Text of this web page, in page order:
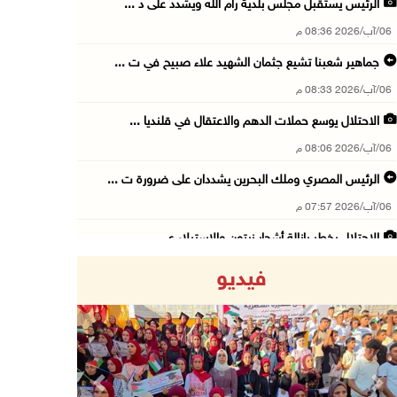
الرئيس يستقبل مجلس بلدية رام الله ويشدد على د ...
06/آب/2026 08:36 م
جماهير شعبنا تشيع جثمان الشهيد علاء صبيح في ت ...
06/آب/2026 08:33 م
الاحتلال يوسع حملات الدهم والاعتقال في قلنديا ...
06/آب/2026 08:06 م
الرئيس المصري وملك البحرين يشددان على ضرورة ت ...
06/آب/2026 07:57 م
الاحتلال يخطر بإزالة أشجار زيتون والاستيلاء ع ...
06/آب/2026 07:36 م
اليونيسف: استشهاد 300 طفل منذ وقف إطلاق النار ...
06/آب/2026 07:34 م
فيديو
Previous Next